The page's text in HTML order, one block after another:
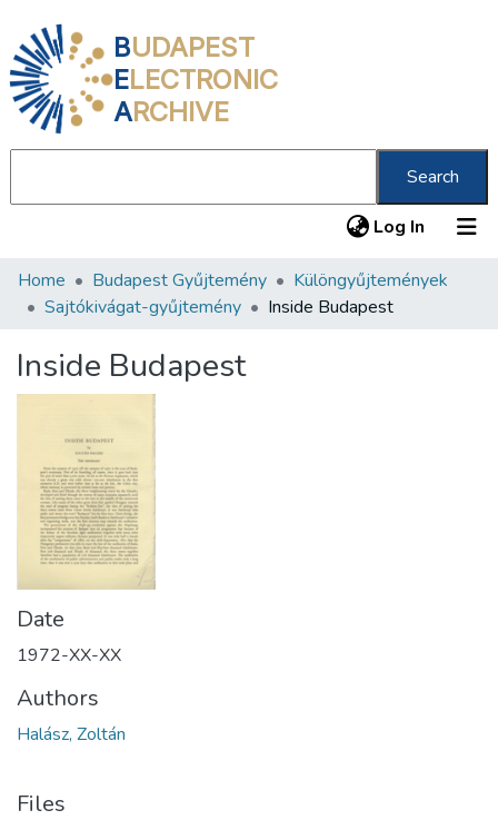
BUDAPEST
ELECTRONIC
ARCHIVE
Search
Log In (current)
Communities & Collections
Statistics
Home Budapest Gyűjtemény
Különgyűjtemények
Sajtókivágat-gyűjtemény
Inside Budapest
Inside Budapest
Date
1972-XX-XX
Authors
Halász, Zoltán
Files